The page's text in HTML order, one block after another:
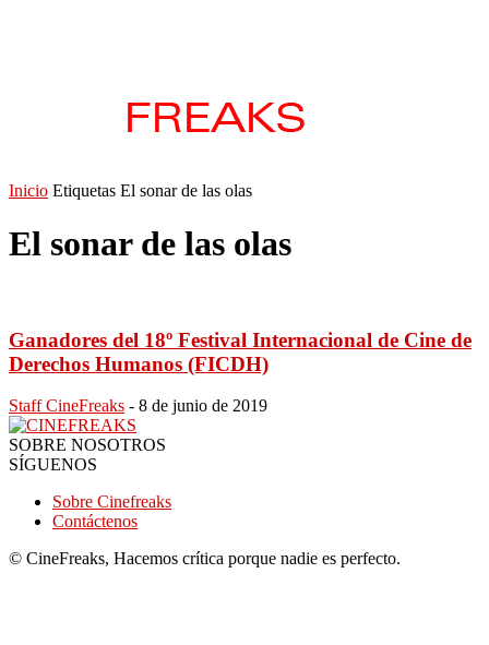
Inicio Etiquetas El sonar de las olas
El sonar de las olas
Ganadores del 18º Festival Internacional de Cine de
Derechos Humanos (FICDH)
Staff CineFreaks - 8 de junio de 2019
SOBRE NOSOTROS
SÍGUENOS
Sobre Cinefreaks
Contáctenos
© CineFreaks, Hacemos crítica porque nadie es perfecto.